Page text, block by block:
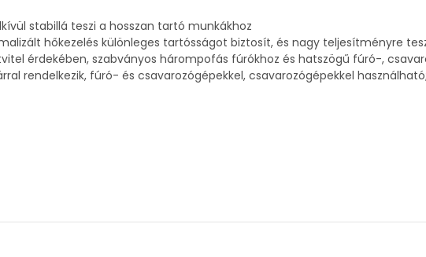
stabillá teszi a hosszan tartó munkákhoz
hőkezelés különleges tartósságot biztosít, és nagy teljesítményre
érdekében, szabványos hárompofás fúrókhoz és hatszögű fúró-,
rendelkezik, fúró- és csavarozógépekkel, csavarozógépekkel